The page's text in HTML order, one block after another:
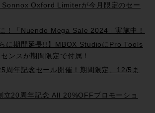
Sonnox Oxford Limiterが今月限定のセー
！「Nuendo Mega Sale 2024」実施中！
に期間延長!!】MBOX StudioにPro Tools
ンスが期間限定で付属！
周年記念セール開催！期間限定、12/5ま
立20周年記念 All 20%OFFプロモーショ